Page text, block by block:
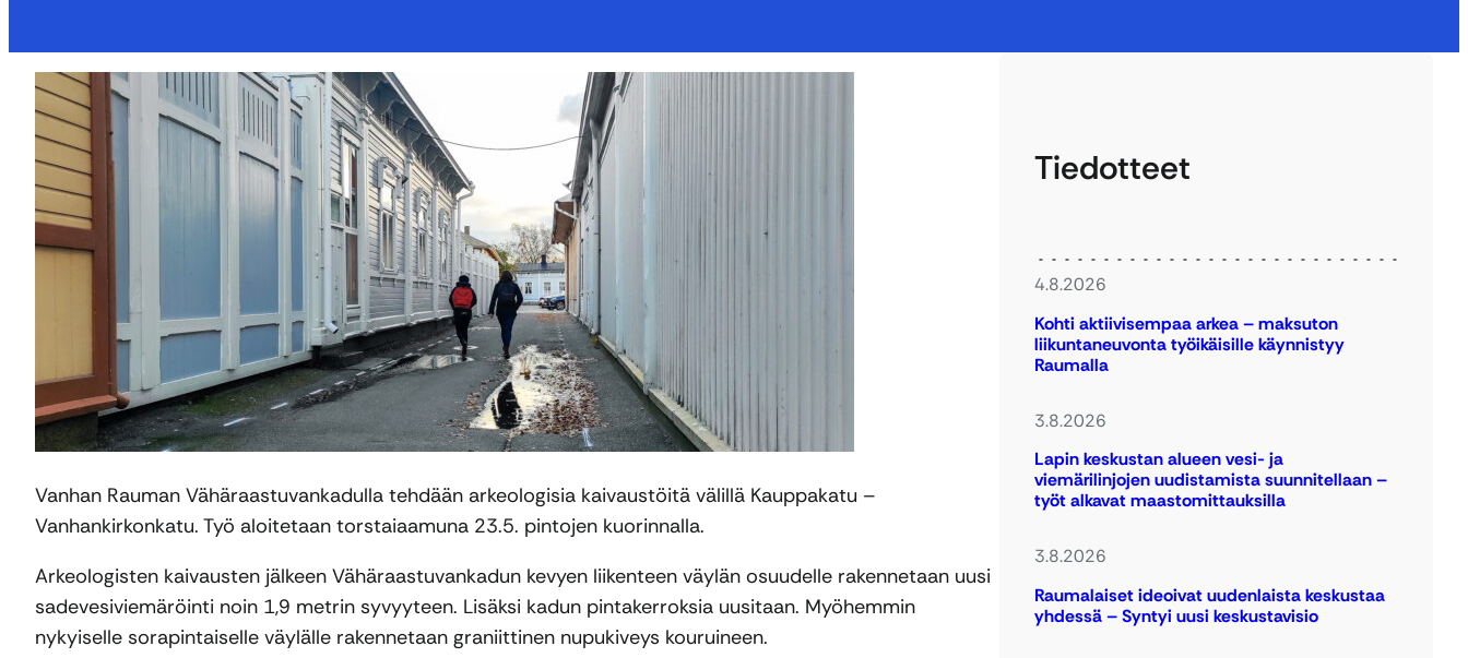
Vanhan Rauman Vähäraastuvankadulla tehdään arkeologisia kaivaustöitä välillä Kauppakatu –
Vanhankirkonkatu. Työ aloitetaan torstaiaamuna 23.5. pintojen kuorinnalla.
Arkeologisten kaivausten jälkeen Vähäraastuvankadun kevyen liikenteen väylän osuudelle rakennetaan uusi
sadevesiviemäröinti noin 1,9 metrin syvyyteen. Lisäksi kadun pintakerroksia uusitaan. Myöhemmin
nykyiselle sorapintaiselle väylälle rakennetaan graniittinen nupukiveys kouruineen.
Tiedotteet
4.8.2026
Kohti aktiivisempaa arkea – maksuton
liikuntaneuvonta työikäisille käynnistyy
Raumalla
3.8.2026
Lapin keskustan alueen vesi- ja
viemärilinjojen uudistamista suunnitellaan –
työt alkavat maastomittauksilla
3.8.2026
Raumalaiset ideoivat uudenlaista keskustaa
yhdessä – Syntyi uusi keskustavisio